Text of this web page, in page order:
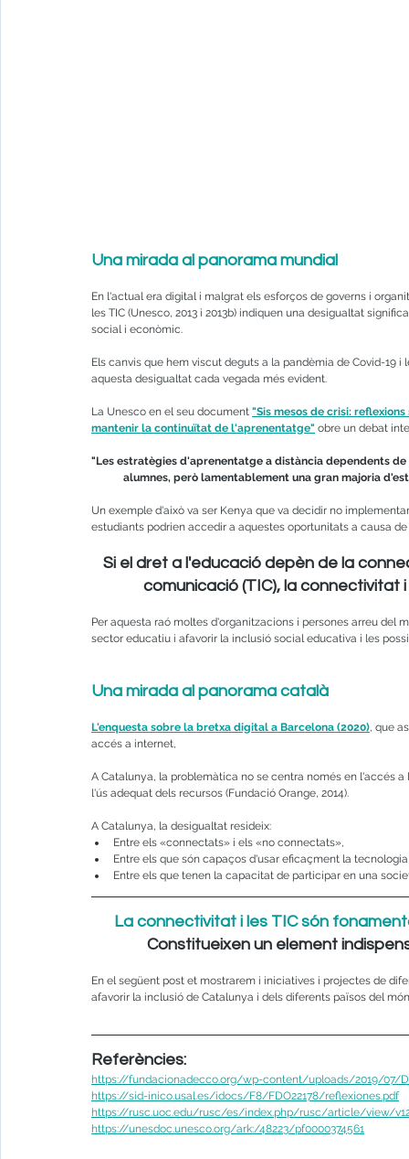
Una mirada al panorama mundial
En l'actual era digital i malgrat els esforços de governs i
les TIC (Unesco, 2013 i 2013b) indiquen una desigualtat
social i econòmic.
Els canvis que hem viscut deguts a la pandèmia de Covid-
aquesta desigualtat cada vegada més evident.
La Unesco en el seu document "Sis mesos de crisi:
mantenir la continuïtat de l'aprenentatge" obre un debat
"Les estratègies d'aprenentatge a distància dependents
alumnes, però lamentablement una gran majoria
Un exemple d'això va ser Kenya que va decidir no
estudiants podrien accedir a aquestes oportunitats a causa
Si el dret a l'educació depèn de la
comunicació (TIC), la connectivitat
Per aquesta raó moltes d'organitzacions i persones arreu del
sector educatiu i afavorir la inclusió social educativa i les
Una mirada al panorama català
L'enquesta sobre la bretxa digital a Barcelona (2020), que
accés a internet,
A Catalunya, la problemàtica no se centra només en l'accés
l'ús adequat dels recursos (Fundació Orange, 2014).
A Catalunya, la desigualtat resideix:
Entre els «connectats» i els «no connectats»,
Entre els que són capaços d'usar eficaçment la
Entre els que tenen la capacitat de participar en una
La connectivitat i les TIC són
Constitueixen un element
En el següent post et mostrarem i iniciatives i projectes de
afavorir la inclusió de Catalunya i dels diferents països del
Referències:
https://fundacionadecco.org/wp-content/uploads/2019/07/
https://sid-inico.usal.es/idocs/F8/FDO22178/reflexiones.pdf
https://rusc.uoc.edu/rusc/es/index.php/rusc/article/view/
https://unesdoc.unesco.org/ark:/48223/pf0000374561